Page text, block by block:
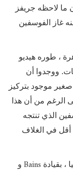
لاحظه جريفز
غاز الفوسفين
، طوره هيديو
ووجدوا أن
موجود بتركيز
الرغم من أن هذا
الذي تنتجه
أقل في الغلاف
بقيادة Bains و